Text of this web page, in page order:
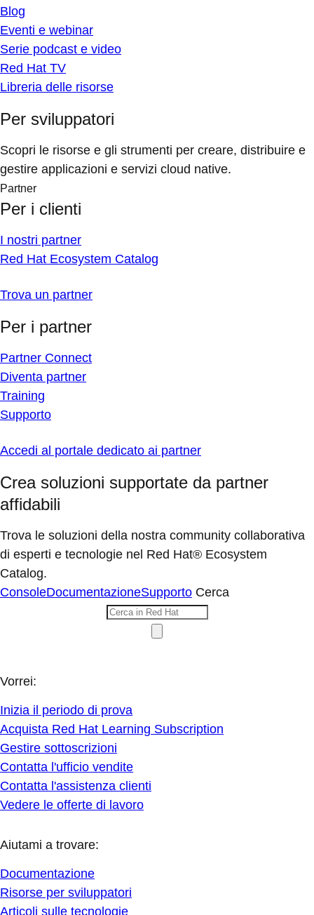
Blog
Eventi e webinar
Serie podcast e video
Red Hat TV
Libreria delle risorse
Per sviluppatori
Scopri le risorse e gli strumenti per creare, distribuire e
gestire applicazioni e servizi cloud native.
Partner
Per i clienti
I nostri partner
Red Hat Ecosystem Catalog
Trova un partner
Per i partner
Partner Connect
Diventa partner
Training
Supporto
Accedi al portale dedicato ai partner
Crea soluzioni supportate da partner
affidabili
Trova le soluzioni della nostra community collaborativa
di esperti e tecnologie nel Red Hat® Ecosystem
Catalog.
ConsoleDocumentazioneSupporto Cerca
Vorrei:
Inizia il periodo di prova
Acquista Red Hat Learning Subscription
Gestire sottoscrizioni
Contatta l'ufficio vendite
Contatta l'assistenza clienti
Vedere le offerte di lavoro
Aiutami a trovare:
Documentazione
Risorse per sviluppatori
Articoli sulle tecnologie